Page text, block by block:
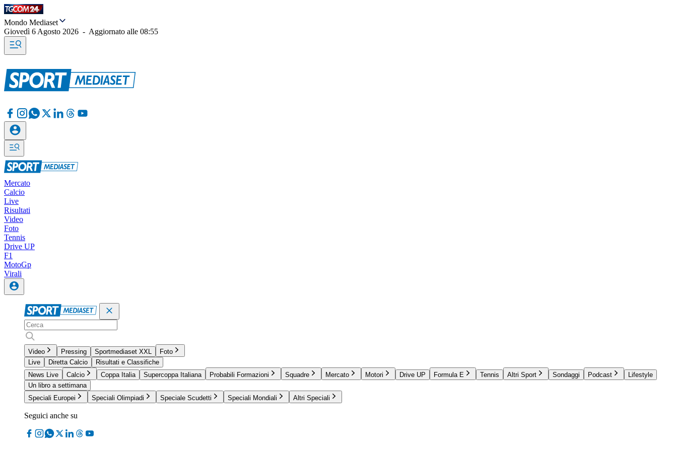
Mondo Mediaset
Giovedì 6 Agosto 2026 - Aggiornato alle 08:55
Mercato
Calcio
Live
Risultati
Video
Foto
Tennis
Drive UP
F1
MotoGp
Virali
Video Pressing Sportmediaset XXL
Foto
Live
Diretta Calcio
Risultati e Classifiche
News Live
Calcio Coppa Italia Supercoppa Italiana Probabili Formazioni Squadre Mercato Motori Drive UP Formula E Tennis Altri Sport Sondaggi Podcast
Lifestyle
Un libro a settimana
Speciali Europei
Speciali Olimpiadi Speciale Scudetti Speciali Mondiali Altri Speciali
Seguici anche su